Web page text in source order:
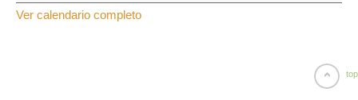
Waterford
Ver calendario completo
top